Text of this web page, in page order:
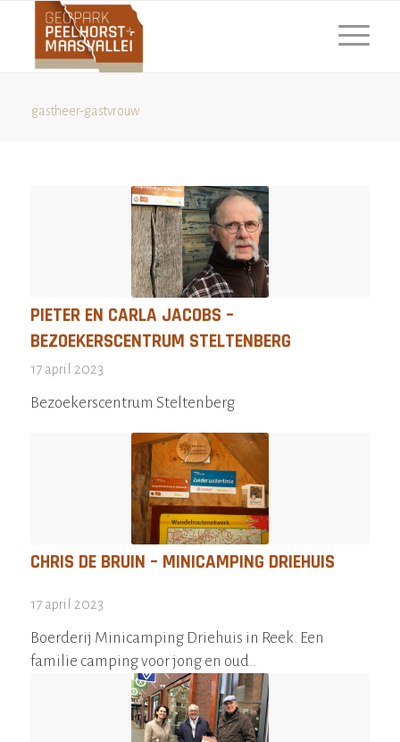
gastheer-gastvrouw
PIETER EN CARLA JACOBS –
BEZOEKERSCENTRUM STELTENBERG
17 april 2023
Bezoekerscentrum Steltenberg
CHRIS DE BRUIN – MINICAMPING DRIEHUIS
17 april 2023
Boerderij Minicamping Driehuis in Reek. Een
familie camping voor jong en oud..